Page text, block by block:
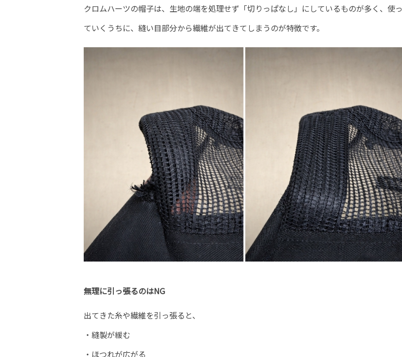
クロムハーツの帽子は、生地の端を処理せず「切りっぱなし」にしているものが多く、使っ
ていくうちに、縫い目部分から繊維が出てきてしまうのが特徴です。
無理に引っ張るのはNG
出てきた糸や繊維を引っ張ると、
・縫製が緩む
・ほつれが広がる